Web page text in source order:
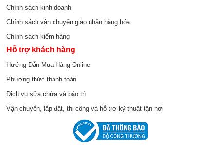
Chính sách kinh doanh
Chính sách vận chuyển giao nhận hàng hóa
Chính sách kiểm hàng
Hỗ trợ khách hàng
Hướng Dẫn Mua Hàng Online
Phương thức thanh toán
Dịch vụ sửa chửa và bảo trì
Vận chuyển, lắp đặt, thi công và hỗ trợ kỹ thuật tận nơi